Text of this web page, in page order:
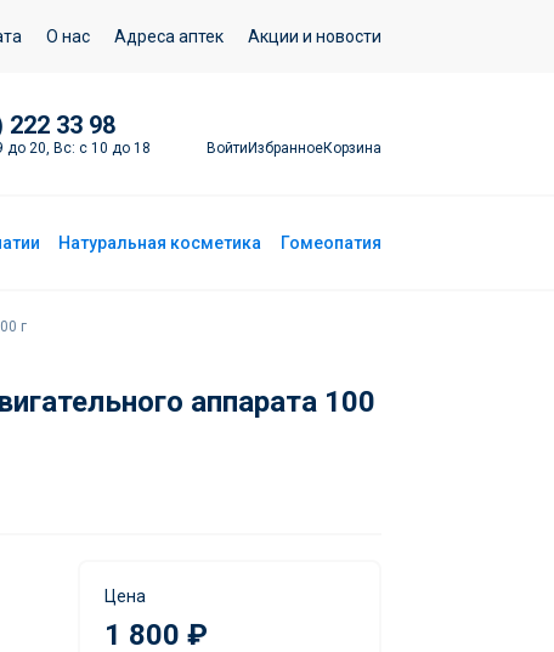
О нас Адреса аптек Акции и новости
222 33 98
до 20, Вс: с 10 до 18 ВойтиИзбранноеКорзина
Натуральная косметика Гомеопатия
г
аппарата 100
Добавить в корзину
Цена
1 800 ₽